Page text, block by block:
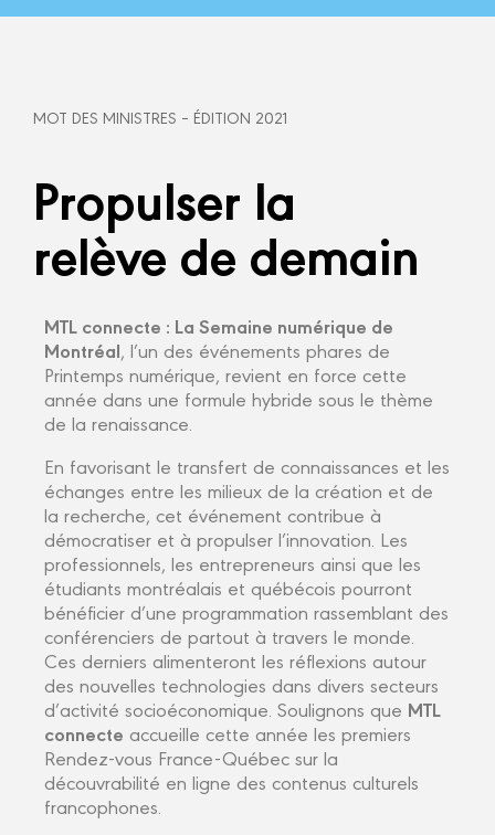
MOT DES MINISTRES – ÉDITION 2021
Propulser la
relève de demain
MTL connecte : La Semaine numérique de
Montréal, l’un des événements phares de
Printemps numérique, revient en force cette
année dans une formule hybride sous le thème
de la renaissance.
En favorisant le transfert de connaissances et les
échanges entre les milieux de la création et de
la recherche, cet événement contribue à
démocratiser et à propulser l’innovation. Les
professionnels, les entrepreneurs ainsi que les
étudiants montréalais et québécois pourront
bénéficier d’une programmation rassemblant des
conférenciers de partout à travers le monde.
Ces derniers alimenteront les réflexions autour
des nouvelles technologies dans divers secteurs
d’activité socioéconomique. Soulignons que MTL
connecte accueille cette année les premiers
Rendez-vous France-Québec sur la
découvrabilité en ligne des contenus culturels
francophones.